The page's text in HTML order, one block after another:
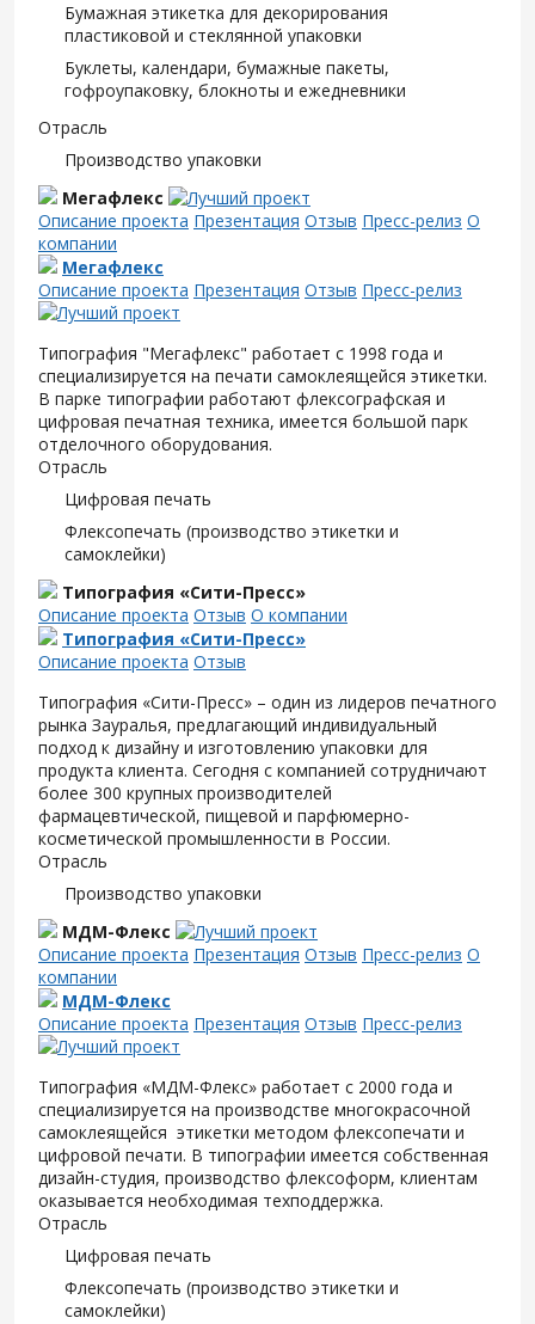
Бумажная этикетка для декорирования
пластиковой и стеклянной упаковки
Буклеты, календари, бумажные пакеты,
гофроупаковку, блокноты и ежедневники
Отрасль
Производство упаковки
Мегафлекс
Описание проекта Презентация Отзыв Пресс-релиз О
компании
Мегафлекс
Описание проекта Презентация Отзыв Пресс-релиз
Типография "Мегафлекс" работает с 1998 года и
специализируется на печати самоклеящейся этикетки.
В парке типографии работают флексографская и
цифровая печатная техника, имеется большой парк
отделочного оборудования.
Отрасль
Цифровая печать
Флексопечать (производство этикетки и
самоклейки)
Типография «Сити-Пресс»
Описание проекта Отзыв О компании
Типография «Сити-Пресс»
Описание проекта Отзыв
Типография «Сити-Пресс» – один из лидеров печатного
рынка Зауралья, предлагающий индивидуальный
подход к дизайну и изготовлению упаковки для
продукта клиента. Сегодня с компанией сотрудничают
более 300 крупных производителей
фармацевтической, пищевой и парфюмерно-
косметической промышленности в России.
Отрасль
Производство упаковки
МДМ-Флекс
Описание проекта Презентация Отзыв Пресс-релиз О
компании
МДМ-Флекс
Описание проекта Презентация Отзыв Пресс-релиз
Типография «МДМ-Флекс» работает с 2000 года и
специализируется на производстве многокрасочной
самоклеящейся этикетки методом флексопечати и
цифровой печати. В типографии имеется собственная
дизайн-студия, производство флексоформ, клиентам
оказывается необходимая техподдержка.
Отрасль
Цифровая печать
Флексопечать (производство этикетки и
самоклейки)